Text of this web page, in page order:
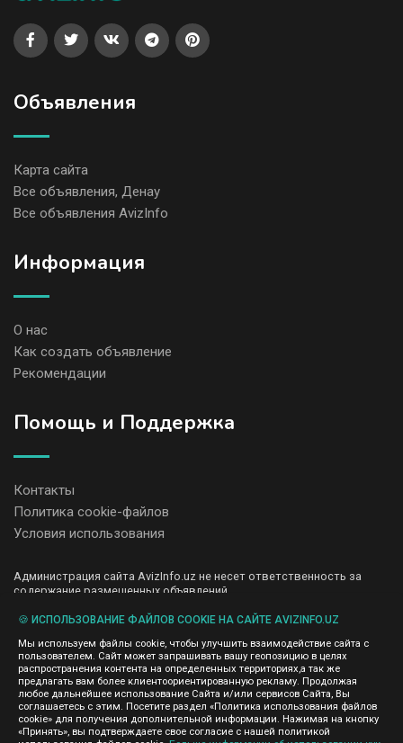
Объявления
Карта сайта
Все объявления, Денау
Все объявления AvizInfo
Информация
О нас
Как создать объявление
Рекомендации
Помощь и Поддержка
Контакты
Политика cookie-файлов
Условия использования
Администрация сайта AvizInfo.uz не несет ответственность за
содержание размещенных объявлений.
передаем и не продаем личную информацию зарегистрированных
правила конфиденциальности сайтов на которые ссылается
AvizInfo.uz. На некоторых страницах нашего сайта представлена
реклама Google Adsense Advertising Network. Чтобы узнать
подробней о правилах конфиденциальности Google нажмите тут
🍪 ИСПОЛЬЗОВАНИЕ ФАЙЛОВ COOKIE НА САЙТЕ AVIZINFO.UZ
Мы используем файлы cookie, чтобы улучшить взаимодействие сайта с
пользователем. Сайт может запрашивать вашу геопозицию в целях
распространения контента на определенных территориях,а так же
предлагать вам более клиентоориентированную рекламу. Продолжая
любое дальнейшее использование Сайта и/или сервисов Сайта, Вы
соглашаетесь с этим. Посетите раздел «Политика использования файлов
cookie» для получения дополнительной информации. Нажимая на кнопку
«Принять», вы подтверждаете свое согласие с нашей политикой